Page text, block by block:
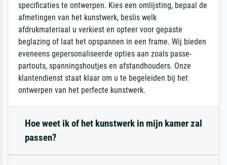
specificaties te ontwerpen. Kies een omlijsting, bepaal de
afmetingen van het kunstwerk, beslis welk
afdrukmateriaal u verkiest en opteer voor gepaste
beglazing of laat het opspannen in een frame. Wij bieden
eveneens gepersonaliseerde opties aan zoals passe-
partouts, spanningshoutjes en afstandhouders. Onze
klantendienst staat klaar om u te begeleiden bij het
ontwerpen van het perfecte kunstwerk.
Hoe weet ik of het kunstwerk in mijn kamer zal
passen?